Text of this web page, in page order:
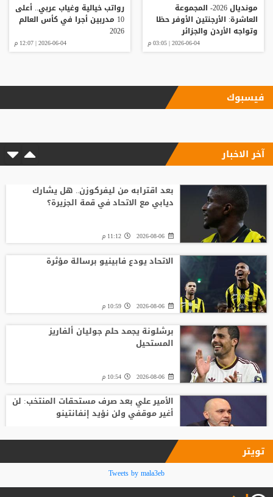
مونديال 2026- المجموعة
العاشرة: الأرجنتين الأوفر حظا
وتواجه الأردن والجزائر
2026-06-04 | 03:05 م
رواتب خيالية وغياب عربي.. أعلى
10 مدربين أجرا في كأس العالم
2026
2026-06-04 | 12:07 م
فيسبوك
آخر الاخبار
بعد اقترابه من ليفركوزن.. هل يشارك
ديابي مع الاتحاد في قمة الجزيرة؟
2026-08-06 11:12 م
الاتحاد يودع فابينيو برسالة مؤثرة
2026-08-06 10:59 م
برشلونة يجمد حلم جوليان ألفاريز
المستحيل
2026-08-06 10:54 م
الأمير علي بعد صرف مستحقات المنتخب: لن
أغير موقفي ولن نؤيد إنفانتينو
فينيسيوس جونيور يمدد عقده مع ريال
مدريد حتى 2032
تويتر
Tweets by mala3eb